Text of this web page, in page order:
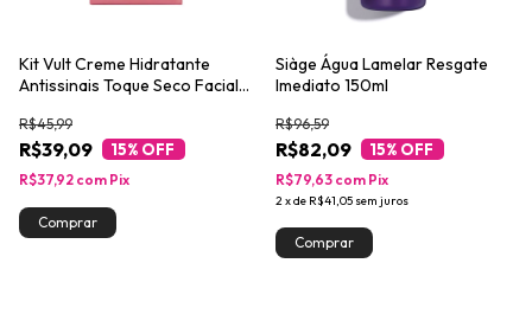
Kit Vult Creme Hidratante
Antissinais Toque Seco Facial
Melancia 3,5g
R$39,09
R$45,99
15% OFF
R$37,92 com Pix
Siàge Água Lamelar Resgate
Imediato 150ml
R$82,09
R$96,59
15% OFF
2xde R$41,05 sem juros
R$79,63 com Pix